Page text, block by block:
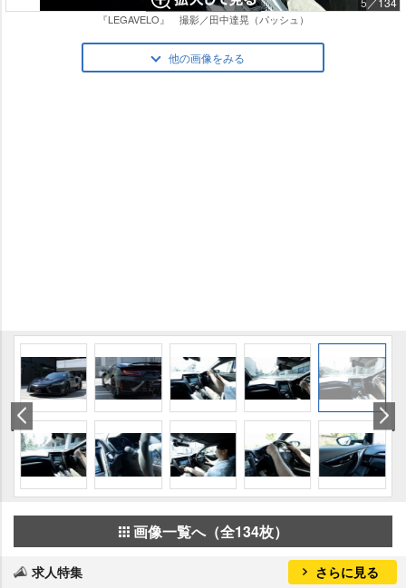
『LEGAVELO』 撮影／田中達晃（パッシュ）
他の画像をみる
画像一覧へ（全134枚）
求人特集 さらに見る